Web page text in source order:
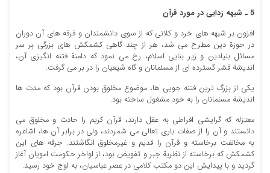
5 ـ شبهه زدایی در مورد قرآن
افزون بر شبهه های خرد و کلانی که از سوی دانشمندان و فرقه های آن دوران
در حوزة دین مطرح می شد، هر از چند گاهی کشمکش های بزرگی بر سر
مسائل بنیادین و زیر بنایی اسلام، رخ می نمود که دامنة فتنه انگیزی آن،
اندیشة قشر گسترده ای از مسلمانان و گاه شیعیان را در بر می گرفت.
یکی از بزرگ ترین فتنه جویی ها، موضوع مخلوق بودن قرآن بود که مدت ها
اندیشة مسلمانان را به خود مشغول ساخته بود.
معتزله که گرایشی افراطی به عقل دارند، قرآن کریم را حادث و مخلوق می
دانستند و آن را از صفات باری تعالی می شمردند، ولی در برابر آن ها، اشاعره
به مخالفت برخاسته و قرآن را قدیم و غیرمخلوق انگاشتند. جرقه های این
کشمکش که برخاسته از نظریة جبر و تفویض بود، از اواخر حکومت امویان آغاز
گردید و با پیدایش این دو مکتب کلامی در عصر عباسیان، به اوج خود رسید.